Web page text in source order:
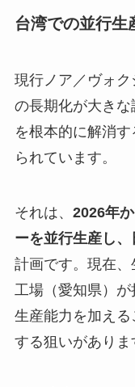
台湾での並行生
現行ノア／ヴォ
の長期化が大き
を根本的に解消
られています。
それは、 2026年
ーを並行生産し
計画です。現在
工場（愛知県）
生産能力を加え
する狙いがありま